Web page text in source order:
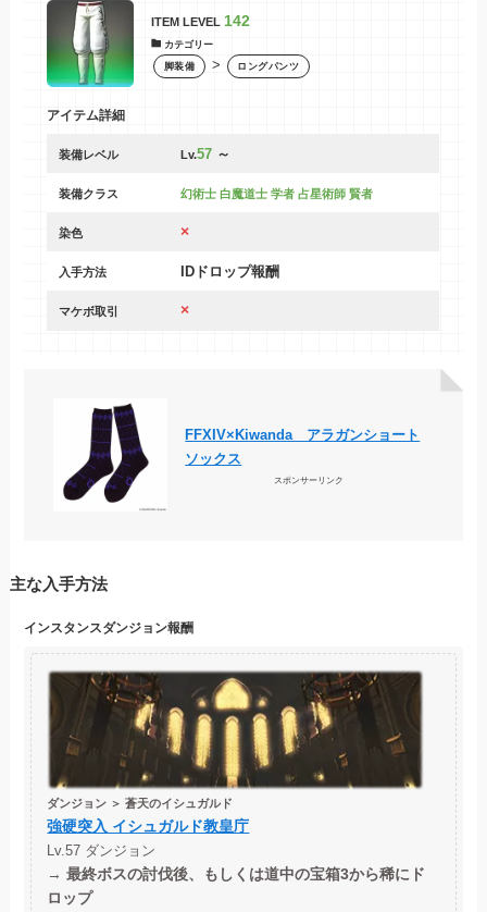
ITEM LEVEL 142
カテゴリー
脚装備 > ロングパンツ
アイテム詳細
装備レベル Lv.57～
装備クラス 幻術士 白魔道士 学者 占星術師 賢者
染色 ×
入手方法 IDドロップ報酬
マケボ取引 ×
FFXIV×Kiwanda アラガンショート
ソックス
スポンサーリンク
主な入手方法
インスタンスダンジョン報酬
ダンジョン ＞ 蒼天のイシュガルド
強硬突入 イシュガルド教皇庁
Lv.57 ダンジョン
→最終ボスの討伐後、もしくは道中の宝箱3から稀にド
ロップ